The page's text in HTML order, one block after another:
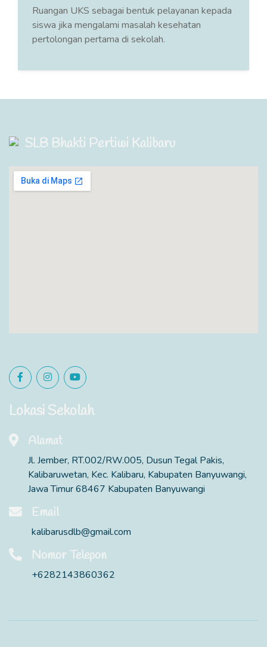
Ruangan UKS sebagai bentuk pelayanan kepada
siswa jika mengalami masalah kesehatan
pertolongan pertama di sekolah.
SLB Bhakti Pertiwi Kalibaru
Lokasi Sekolah
Alamat
Jl. Jember, RT.002/RW.005, Dusun Tegal Pakis,
Kalibaruwetan, Kec. Kalibaru, Kabupaten Banyuwangi,
Jawa Timur 68467 Kabupaten Banyuwangi
Email
kalibarusdlb@gmail.com
Nomor Telepon
+6282143860362